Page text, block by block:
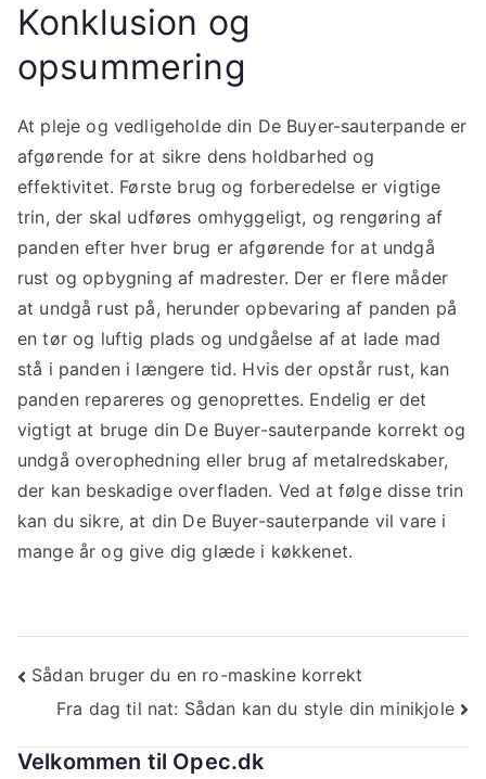
Konklusion og
opsummering
At pleje og vedligeholde din De Buyer-sauterpande er
afgørende for at sikre dens holdbarhed og
effektivitet. Første brug og forberedelse er vigtige
trin, der skal udføres omhyggeligt, og rengøring af
panden efter hver brug er afgørende for at undgå
rust og opbygning af madrester. Der er flere måder
at undgå rust på, herunder opbevaring af panden på
en tør og luftig plads og undgåelse af at lade mad
stå i panden i længere tid. Hvis der opstår rust, kan
panden repareres og genoprettes. Endelig er det
vigtigt at bruge din De Buyer-sauterpande korrekt og
undgå overophedning eller brug af metalredskaber,
der kan beskadige overfladen. Ved at følge disse trin
kan du sikre, at din De Buyer-sauterpande vil vare i
mange år og give dig glæde i køkkenet.
Indlægsnavigation
Sådan bruger du en ro-maskine korrekt
Fra dag til nat: Sådan kan du style din minikjole
Velkommen til Opec.dk